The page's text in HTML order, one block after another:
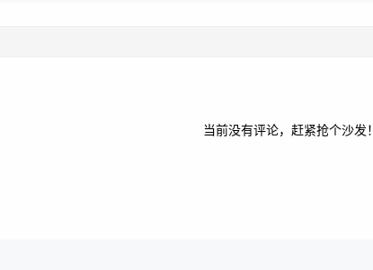
当前没有评论，赶紧抢个沙发！